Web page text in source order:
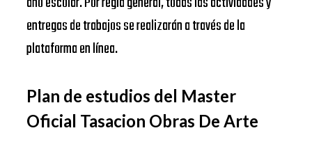
entregas de trabajos se realizarán a través de la
plataforma en línea.
Plan de estudios del Master
Oficial Tasacion Obras De Arte